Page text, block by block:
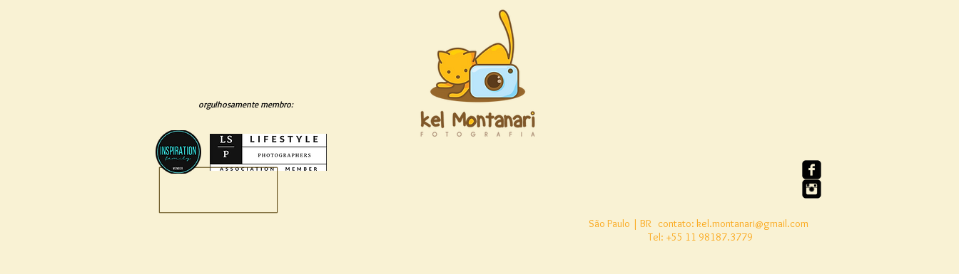
orgulhosamente membro:
São Paulo | BR contato: kel.montanari@gmail.com
Tel: +55 11 98187.3779